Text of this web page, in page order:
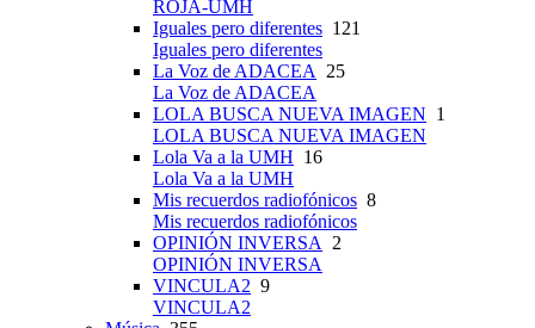
ROJA-UMH
Iguales pero diferentes 121
Iguales pero diferentes
La Voz de ADACEA
25
La Voz de ADACEA
LOLA BUSCA NUEVA IMAGEN 1
LOLA BUSCA NUEVA IMAGEN
Lola Va a la UMH 16
Lola Va a la UMH
Mis recuerdos radiofónicos 8
Mis recuerdos radiofónicos
OPINIÓN INVERSA
2
OPINIÓN INVERSA
VINCULA2 9
VINCULA2